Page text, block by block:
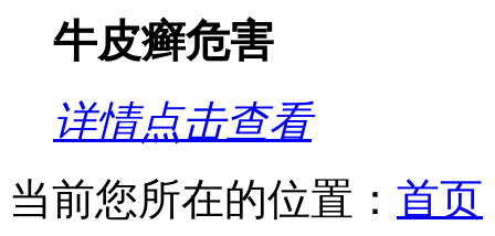
牛皮癣危害
详情点击查看
当前您所在的位置： 首页